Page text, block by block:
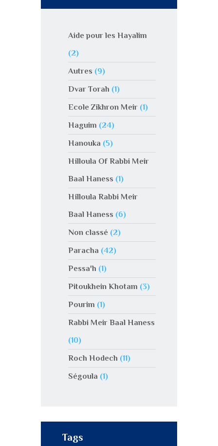
Aide pour les Hayalim
(2)
Autres (9)
Dvar Torah (1)
Ecole Zikhron Meir(1)
Haguim (24)
Hanouka (5)
Hilloula Of Rabbi Meir
Baal Haness (1)
Hilloula Rabbi Meir
Baal Haness (6)
Non classé(2)
Paracha (42)
Pessa'h (1)
Pitoukhein Khotam (3)
Pourim (1)
Rabbi Meir Baal Haness
(10)
Roch Hodech (11)
Ségoula (1)
Tags